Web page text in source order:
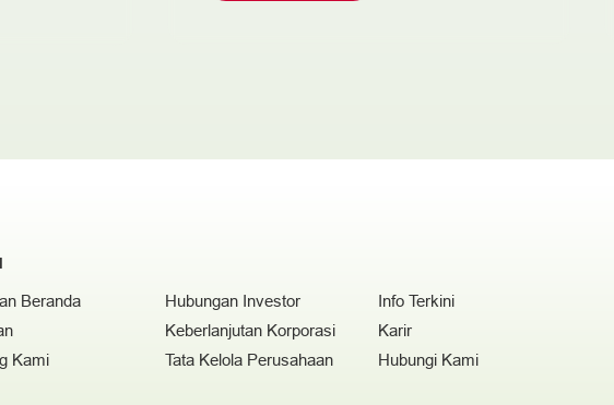
Beranda
Kami
Hubungan Investor
Keberlanjutan Korporasi
Tata Kelola Perusahaan
Info Terkini
Karir
Hubungi Kami